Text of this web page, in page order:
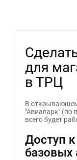
для
в ТРЦ
В
"Авиапарк" (по
всего будет
Доступ
базовых